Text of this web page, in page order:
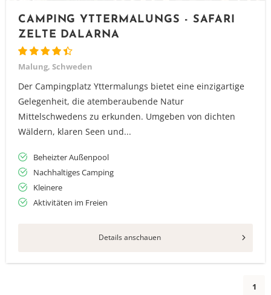
CAMPING YTTERMALUNGS - SAFARI
ZELTE DALARNA
Malung, Schweden
Der Campingplatz Yttermalungs bietet eine einzigartige
Gelegenheit, die atemberaubende Natur
Mittelschwedens zu erkunden. Umgeben von dichten
Wäldern, klaren Seen und...
Beheizter Außenpool
Nachhaltiges Camping
Kleinere
Aktivitäten im Freien
Details anschauen
1